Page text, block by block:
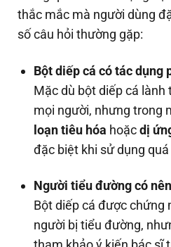
thắc mắc mà người dùng
số câu hỏi thường gặp:
Bột diếp cá có tác dụng
Mặc dù bột diếp cá lành
mọi người, nhưng trong
loạn tiêu hóa hoặcdị
đặc biệt khi sử dụng quá
Người tiểu đường có
Bột diếp cá được chứng
người bị tiểu đường,